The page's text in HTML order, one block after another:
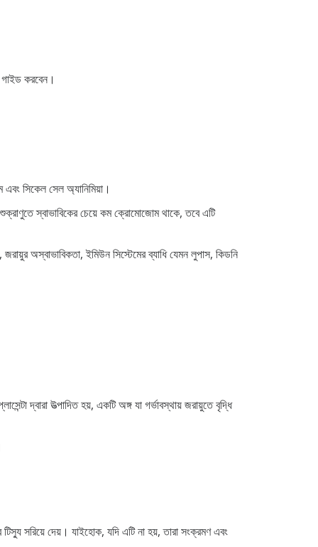
করবেন।
সিকেল সেল অ্যানিমিয়া।
স্বাভাবিকের চেয়ে কম ক্রোমোজোম থাকে, তবে এটি
অস্বাভাবিকতা, ইমিউন সিস্টেমের ব্যাধি যেমন লুপাস, কিডনি
দ্বারা উত্পাদিত হয়, একটি অঙ্গ যা গর্ভাবস্থায় জরায়ুতে বৃদ্ধি
সরিয়ে দেয়। যাইহোক, যদি এটি না হয়, তারা সংক্রমণ এবং